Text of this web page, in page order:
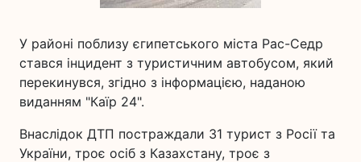
У районі поблизу єгипетського міста Рас-Седр
стався інцидент з туристичним автобусом, який
перекинувся, згідно з інформацією, наданою
виданням "Каїр 24".
Внаслідок ДТП постраждали 31 турист з Росії та
України, троє осіб з Казахстану, троє з